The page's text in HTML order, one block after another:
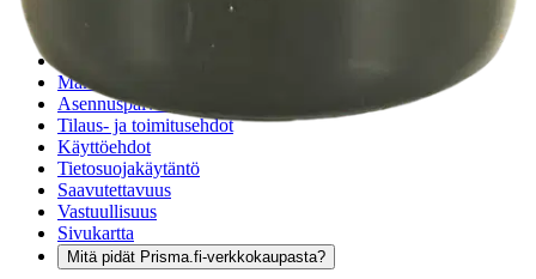
Maksutavat
Asennuspalvelut
Tilaus- ja toimitusehdot
Käyttöehdot
Tietosuojakäytäntö
Saavutettavuus
Vastuullisuus
Sivukartta
Mitä pidät Prisma.fi-verkkokaupasta?